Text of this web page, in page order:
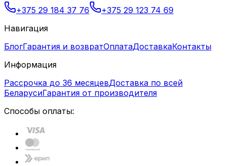
+375 29 184 37 76
+375 29 123 74 69
Навигация
БлогГарантия и возвратОплатаДоставкаКонтакты
Информация
Рассрочка до 36 месяцевДоставка по всей
БеларусиГарантия от производителя
Способы оплаты: